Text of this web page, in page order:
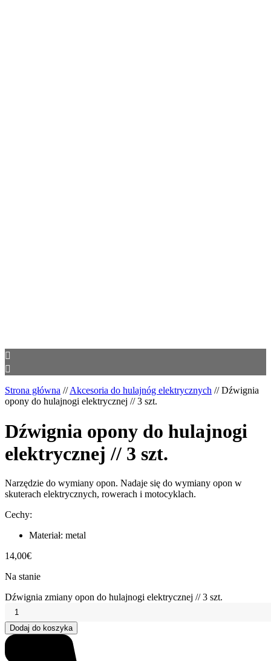
Strona główna //Akcesoria do hulajnóg elektrycznych //Dźwignia
opony do hulajnogi elektrycznej // 3 szt.
Dźwignia opony do hulajnogi
elektrycznej // 3 szt.
Narzędzie do wymiany opon. Nadaje się do wymiany opon w
skuterach elektrycznych, rowerach i motocyklach.
Cechy:
Materiał: metal
14,00€
Na stanie
Dźwignia zmiany opon do hulajnogi elektrycznej // 3 szt.
Dodaj do koszyka